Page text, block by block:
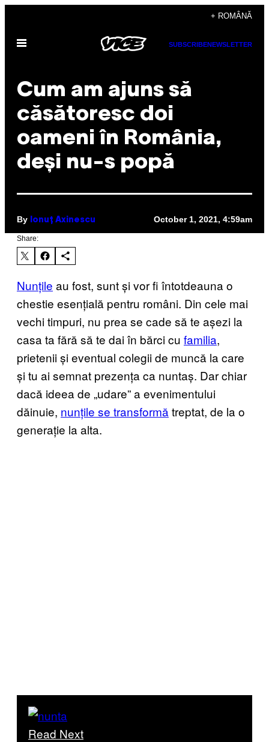
content
+ ROMÂNĂ
Open
SUBSCRIBENEWSLETTER
Cum am ajuns să
căsătoresc doi
oameni în România,
deși nu-s popă
By Ionuț Axinescu October 1, 2021, 4:59am
Share:
Nunțile au fost, sunt și vor fi întotdeauna o
chestie esențială pentru români. Din cele mai
vechi timpuri, nu prea se cade să te așezi la
casa ta fără să te dai în bărci cu familia,
prietenii și eventual colegii de muncă la care
și tu ai semnat prezența ca nuntaș. Dar chiar
dacă ideea de „udare” a evenimentului
dăinuie, nunțile se transformă treptat, de la o
generație la alta.
Read Next